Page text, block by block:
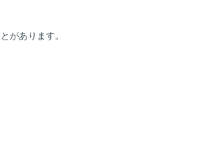
があります。